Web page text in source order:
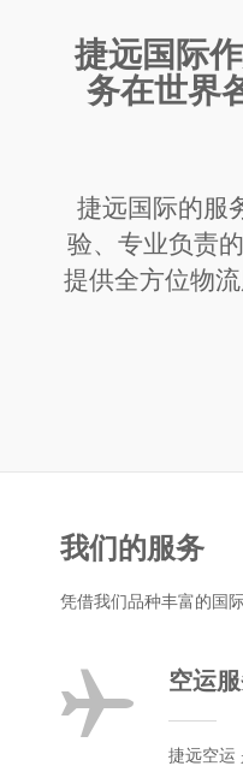
捷远国际
务在世界
捷远国际的服
验、专业负责
提供全方位物
我们的服务
凭借我们品种丰富的国
空运
捷远空运